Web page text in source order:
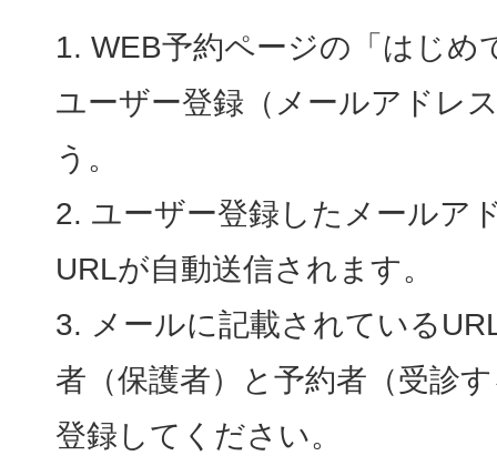
WEB予約ページの「はじめ
ユーザー登録（メールアドレ
う。
ユーザー登録したメールア
URLが自動送信されます。
メールに記載されている
者（保護者）と予約者（受診
登録してください。